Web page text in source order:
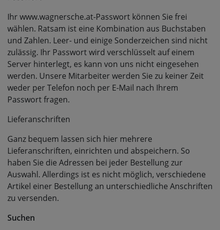
Ihr www.wagnersche.at-Passwort können Sie frei
wählen. Ratsam ist eine Kombination aus Buchstaben
und Zahlen. Leer- und einige Sonderzeichen sind nicht
zulässig. Ihr Passwort wird verschlüsselt auf einem
Server hinterlegt, es kann von uns nicht eingesehen
werden. Unsere Mitarbeiter werden Sie zu keiner Zeit
weder per Telefon noch per E-Mail nach Ihrem
Passwort fragen.
Lieferanschriften
Ganz bequem lassen sich hier mehrere
Lieferanschriften, einrichten und abspeichern. So
haben Sie die Adressen bei jeder Bestellung zur
Auswahl. Allerdings ist es nicht möglich, verschiedene
Artikel einer Bestellung an unterschiedliche Anschriften
zu versenden.
Suchen